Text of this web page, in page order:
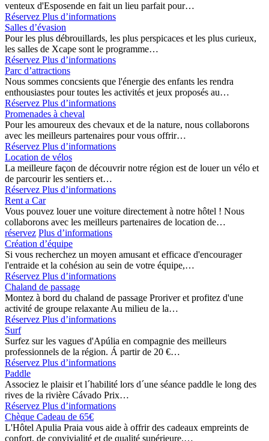
venteux d'Esposende en fait un lieu parfait pour…
Réservez Plus d’informations
Salles d’évasion
Pour les plus débrouillards, les plus perspicaces et les plus curieux,
les salles de Xcape sont le programme…
Réservez Plus d’informations
Parc d’attractions
Nous sommes concsients que l'énergie des enfants les rendra
enthousiastes pour toutes les activités et jeux proposés au…
Réservez Plus d’informations
Promenades à cheval
Pour les amoureux des chevaux et de la nature, nous collaborons
avec les meilleurs partenaires pour vous offrir…
Réservez Plus d’informations
Location de vélos
La meilleure façon de découvrir notre région est de louer un vélo et
de parcourir les sentiers et…
Réservez Plus d’informations
Rent a Car
Vous pouvez louer une voiture directement à notre hôtel ! Nous
collaborons avec les meilleurs partenaires de location de…
réservez Plus d’informations
Création d’équipe
Si vous recherchez un moyen amusant et efficace d'encourager
l'entraide et la cohésion au sein de votre équipe,…
Réservez Plus d’informations
Chaland de passage
Montez à bord du chaland de passage Proriver et profitez d'une
activité de groupe relaxante Au milieu de la…
Réservez Plus d’informations
Surf
Surfez sur les vagues d'Apúlia en compagnie des meilleurs
professionnels de la région. Á partir de 20 €…
Réservez Plus d’informations
Paddle
Associez le plaisir et l´habilité lors d´une séance paddle le long des
rives de la rivière Cávado Prix…
Réservez Plus d’informations
Chèque Cadeau de 65€
L'Hôtel Apulia Praia vous aide à offrir des cadeaux empreints de
confort, de convivialité et de qualité supérieure.…